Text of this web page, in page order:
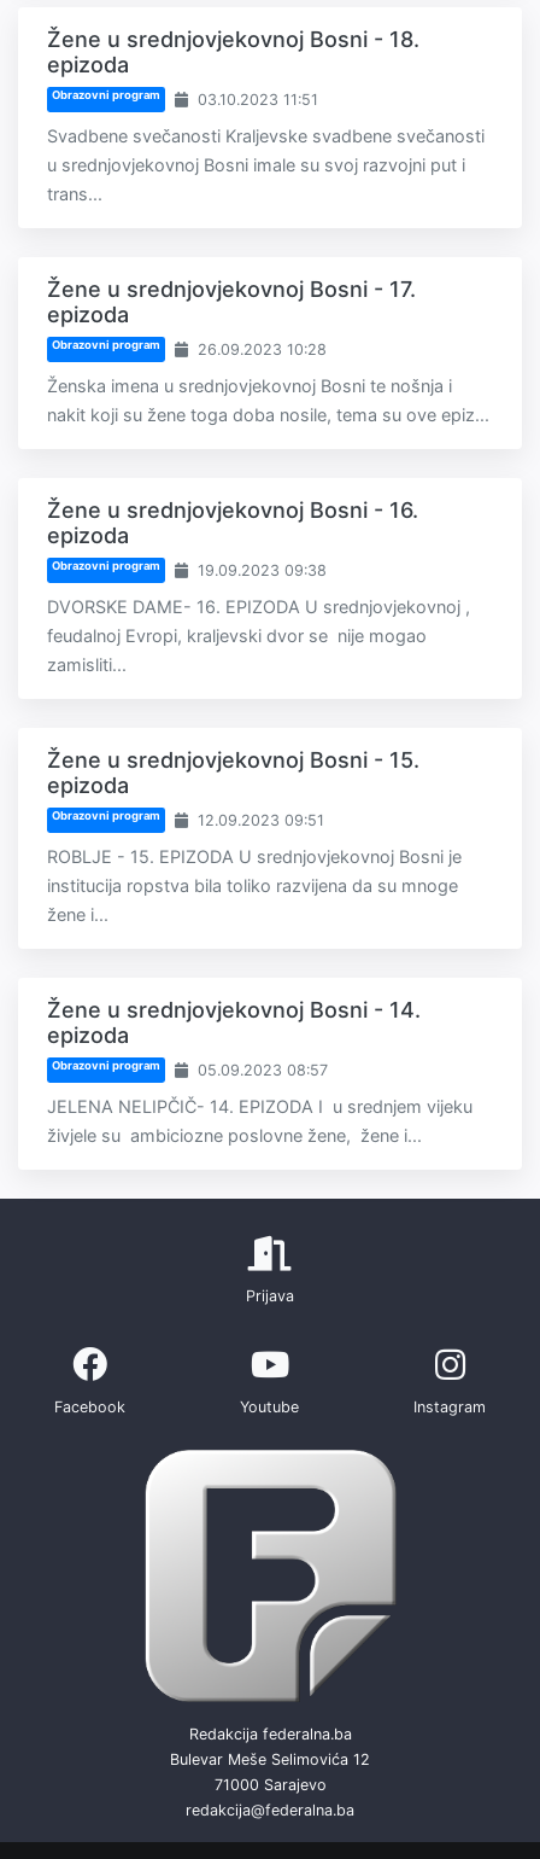
Žene u srednjovjekovnoj Bosni - 18.
epizoda
Obrazovni program 03.10.2023 11:51
Svadbene svečanosti Kraljevske svadbene svečanosti
u srednjovjekovnoj Bosni imale su svoj razvojni put i
trans...
Žene u srednjovjekovnoj Bosni - 17.
epizoda
Obrazovni program 26.09.2023 10:28
Ženska imena u srednjovjekovnoj Bosni te nošnja i
nakit koji su žene toga doba nosile, tema su ove epiz...
Žene u srednjovjekovnoj Bosni - 16.
epizoda
Obrazovni program 19.09.2023 09:38
DVORSKE DAME- 16. EPIZODA U srednjovjekovnoj ,
feudalnoj Evropi, kraljevski dvor se nije mogao
zamisliti...
Žene u srednjovjekovnoj Bosni - 15.
epizoda
Obrazovni program 12.09.2023 09:51
ROBLJE - 15. EPIZODA U srednjovjekovnoj Bosni je
institucija ropstva bila toliko razvijena da su mnoge
žene i...
Žene u srednjovjekovnoj Bosni - 14.
epizoda
Obrazovni program 05.09.2023 08:57
JELENA NELIPČIČ- 14. EPIZODA I u srednjem vijeku
živjele su ambiciozne poslovne žene, žene i...
Prijava
Facebook Youtube Instagram
Redakcija federalna.ba
Bulevar Meše Selimovića 12
71000 Sarajevo
redakcija@federalna.ba